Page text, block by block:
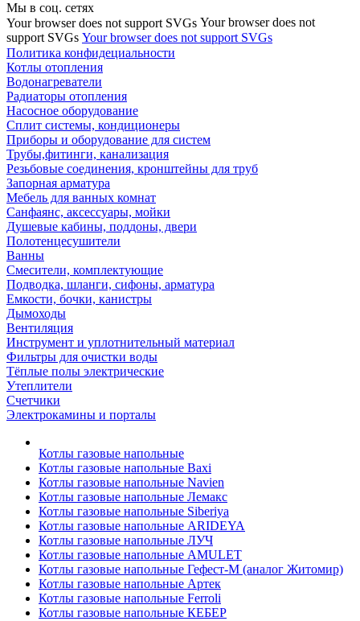
Мы в соц. сетях
Your browser does not support SVGs Your browser does not
support SVGs Your browser does not support SVGs
Политика конфидециальности
Котлы отопления
Водонагреватели
Радиаторы отопления
Насосное оборудование
Сплит системы, кондиционеры
Приборы и оборудование для систем
Трубы,фитинги, канализация
Резьбовые соединения, кронштейны для труб
Запорная арматура
Мебель для ванных комнат
Санфаянс, аксессуары, мойки
Душевые кабины, поддоны, двери
Полотенцесушители
Ванны
Смесители, комплектующие
Подводка, шланги, сифоны, арматура
Емкости, бочки, канистры
Дымоходы
Вентиляция
Инструмент и уплотнительный материал
Фильтры для очистки воды
Тёплые полы электрические
Утеплители
Счетчики
Электрокамины и порталы
Котлы газовые напольные
Котлы газовые напольные Baxi
Котлы газовые напольные Navien
Котлы газовые напольные Лемакс
Котлы газовые напольные Siberiya
Котлы газовые напольные ARIDEYA
Котлы газовые напольные ЛУЧ
Котлы газовые напольные AMULET
Котлы газовые напольные Гефест-М (аналог Житомир)
Котлы газовые напольные Артек
Котлы газовые напольные Ferroli
Котлы газовые напольные КЕБЕР